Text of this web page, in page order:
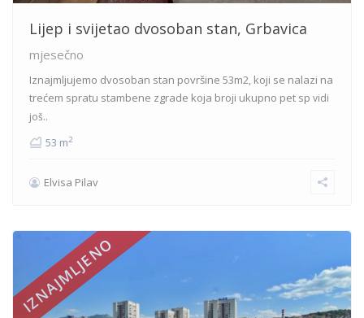
Lijep i svijetao dvosoban stan, Grbavica
mjesečno
Iznajmljujemo dvosoban stan površine 53m2, koji se nalazi na
trećem spratu stambene zgrade koja broji ukupno pet sp vidi
još..
53 m2
Elvisa Pilav
IZNAJMLJENO